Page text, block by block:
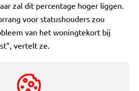
zal dit percentage hoger liggen.
voor statushouders zou
van het woningtekort bij
vertelt ze.